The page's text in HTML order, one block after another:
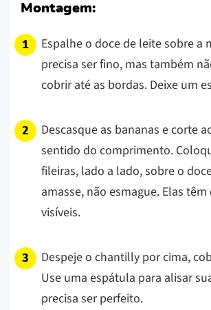
Montagem:
Espalhe o doce de leite sobre a
precisa ser fino, mas também
cobrir até as bordas. Deixe um
Descasque as bananas e corte
sentido do comprimento.
fileiras, lado a lado, sobre o
amasse, não esmague. Elas têm
visíveis.
Despeje o chantilly por cima,
Use uma espátula para alisar
precisa ser perfeito.